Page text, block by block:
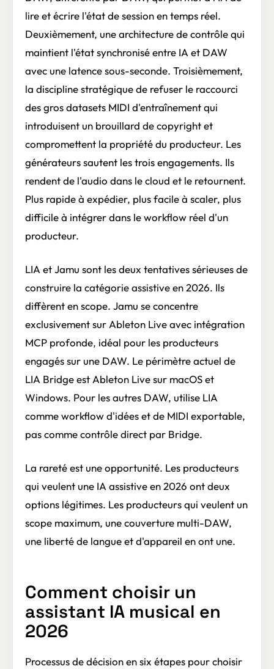
lire et écrire l'état de session en temps réel.
Deuxièmement, une architecture de contrôle qui
maintient l'état synchronisé entre IA et DAW
avec une latence sous-seconde. Troisièmement,
la discipline stratégique de refuser le raccourci
des gros datasets MIDI d'entraînement qui
introduisent un brouillard de copyright et
compromettent la propriété du producteur. Les
générateurs sautent les trois engagements. Ils
rendent de l'audio dans le cloud et le retournent.
Plus rapide à expédier, plus facile à scaler, plus
difficile à intégrer dans le workflow réel d'un
producteur.
LIA et Jamu sont les deux tentatives sérieuses de
construire la catégorie assistive en 2026. Ils
diffèrent en scope. Jamu se concentre
exclusivement sur Ableton Live avec intégration
MCP profonde, idéal pour les producteurs
engagés sur une DAW. Le périmètre actuel de
LIA Bridge est Ableton Live sur macOS et
Windows. Pour les autres DAW, utilise LIA
comme workflow d'idées et de MIDI exportable,
pas comme contrôle direct par Bridge.
La rareté est une opportunité. Les producteurs
qui veulent une IA assistive en 2026 ont deux
options légitimes. Les producteurs qui veulent un
scope maximum, une couverture multi-DAW,
une liberté de langue et d'appareil en ont une.
Comment choisir un
assistant IA musical en
2026
Processus de décision en six étapes pour choisir